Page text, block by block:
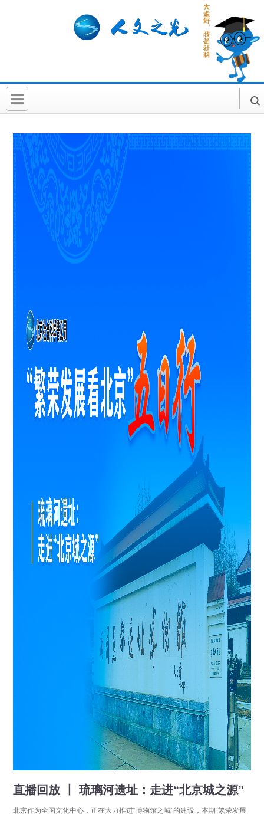
社科要闻
人文北京
社科卡片
社科讲堂
科普活动
直播回放 丨 琉璃河遗址：走进“北京城之源”
北京作为全国文化中心，正在大力推进“博物馆之城”的建设，本期“繁荣发展